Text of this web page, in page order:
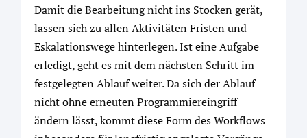
Damit die Bearbeitung nicht ins Stocken gerät,
lassen sich zu allen Aktivitäten Fristen und
Eskalationswege hinterlegen. Ist eine Aufgabe
erledigt, geht es mit dem nächsten Schritt im
festgelegten Ablauf weiter. Da sich der Ablauf
nicht ohne erneuten Programmiereingriff
ändern lässt, kommt diese Form des Workflows